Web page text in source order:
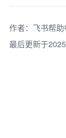
作者： 飞书帮
最后更新于